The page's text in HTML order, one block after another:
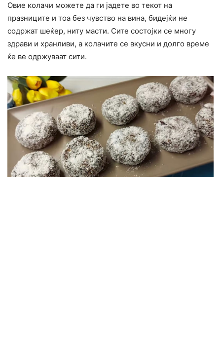
Овие колачи можете да ги јадете во текот на
празниците и тоа без чувство на вина, бидејќи не
содржат шеќер, ниту масти. Сите состојки се многу
здрави и хранливи, а колачите се вкусни и долго време
ќе ве одржуваат сити.